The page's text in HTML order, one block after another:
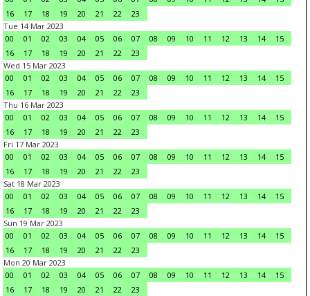
16
17 18 19 20 21 22
23
Tue 14 Mar 2023
00
01 02 03 04 05 06 07 08 09 10 11 12 13 14
15
16
17 18 19 20 21 22
23
Wed 15 Mar 2023
00
01 02 03 04 05 06 07 08 09 10 11 12 13 14
15
16
17 18 19 20 21 22
23
Thu 16 Mar 2023
00
01 02 03 04 05 06 07 08 09 10 11 12 13 14
15
16
17 18 19 20 21 22
23
Fri 17 Mar 2023
00
01 02 03 04 05 06 07 08 09 10 11 12 13 14
15
16
17 18 19 20 21 22
23
Sat 18 Mar 2023
00
01 02 03 04 05 06 07 08 09 10 11 12 13 14
15
16
17 18 19 20 21 22
23
Sun 19 Mar 2023
00
01 02 03 04 05 06 07 08 09 10 11 12 13 14
15
16
17 18 19 20 21 22
23
Mon 20 Mar 2023
00
01 02 03 04 05 06 07 08 09 10 11 12 13 14
15
16
17 18 19 20 21 22
23